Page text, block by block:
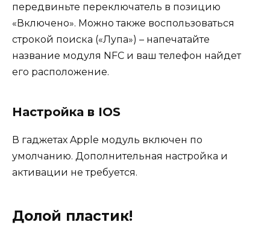
передвиньте переключатель в позицию
«Включено». Можно также воспользоваться
строкой поиска («Лупа») – напечатайте
название модуля NFC и ваш телефон найдет
его расположение.
Настройка в IOS
В гаджетах Apple модуль включен по
умолчанию. Дополнительная настройка и
активации не требуется.
Долой пластик!